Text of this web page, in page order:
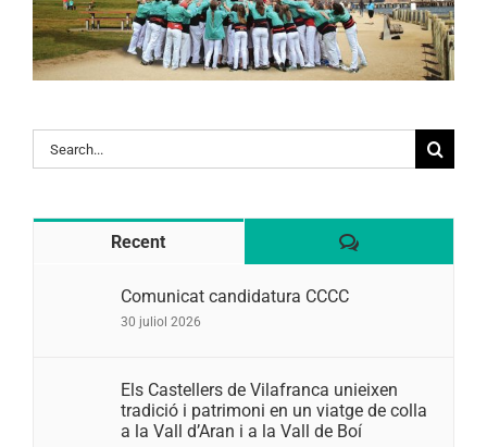
Search
for:
Recent Comentaris
Comunicat candidatura CCCC
30 juliol 2026
Els Castellers de Vilafranca unieixen
tradició i patrimoni en un viatge de colla
a la Vall d’Aran i a la Vall de Boí